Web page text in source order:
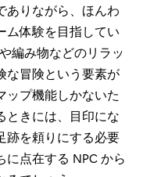
ありながら、ほんわ
ム体験を目指してい
編み物などのリラッ
な冒険という要素が
ップ機能しかないた
ときには、目印にな
跡を頼りにする必要
点在する NPC から